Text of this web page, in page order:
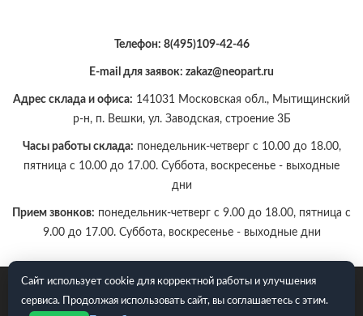
Телефон: 8(495)109-42-46
E-mail для заявок: zakaz@neopart.ru
Адрес склада и офиса: 141031 Московская обл., Мытищинский
р-н, п. Вешки, ул. Заводская, строение 3Б
Часы работы склада: понедельник-четверг с 10.00 до 18.00,
пятница с 10.00 до 17.00. Суббота, воскресенье - выходные
дни
Прием звонков: понедельник-четверг с 9.00 до 18.00, пятница с
9.00 до 17.00. Суббота, воскресенье - выходные дни
E-mail для заявок: zakaz@neopart.ru. Телефон:8(495)109-42-
46
Сайт использует cookie для корректной работы и улучшения
сервиса. Продолжая использовать сайт, вы соглашаетесь с этим.